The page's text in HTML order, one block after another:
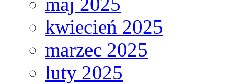
kwiecień 2025
marzec 2025
luty 2025